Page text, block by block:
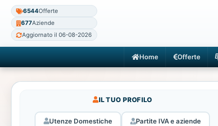
6544Offerte
677Aziende
Aggiornato il 06-08-2026
Home Offerte
IL TUO PROFILO
Utenze Domestiche Partite IVA e aziende